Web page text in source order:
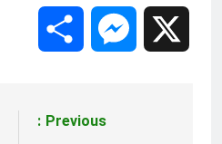
Messenger
Previous: